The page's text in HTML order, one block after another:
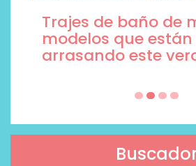
Trajes de baño de
modelos que están
arrasando este